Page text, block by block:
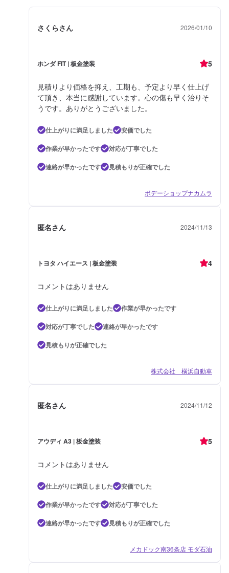
さくらさん 2026/01/10
ホンダ FIT | 板金塗装 5
見積りより価格を抑え、工期も、予定より早く仕上げ
て頂き、本当に感謝しています。心の傷も早く治りそ
うです。ありがとうございました。
仕上がりに満足しました
安価でした
作業が早かったです
対応が丁寧でした
連絡が早かったです
見積もりが正確でした
ボデーショップナカムラ
匿名さん 2024/11/13
トヨタ ハイエース | 板金塗装 4
コメントはありません
仕上がりに満足しました
作業が早かったです
対応が丁寧でした
連絡が早かったです
見積もりが正確でした
株式会社 横浜自動車
匿名さん 2024/11/12
アウディ A3 | 板金塗装 5
コメントはありません
仕上がりに満足しました
安価でした
作業が早かったです
対応が丁寧でした
連絡が早かったです
見積もりが正確でした
メカドック南36条店 モダ石油